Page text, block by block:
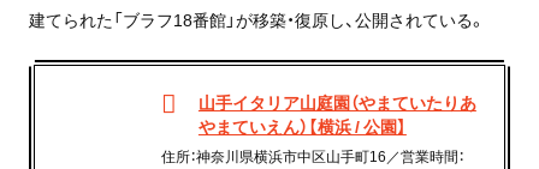
建てられた「ブラフ18番館」が移築・復原し、公開されている。
山手イタリア山庭園（やまていたりあ
やまていえん）【横浜 / 公園】
住所：神奈川県横浜市中区山手町16／営業時間：